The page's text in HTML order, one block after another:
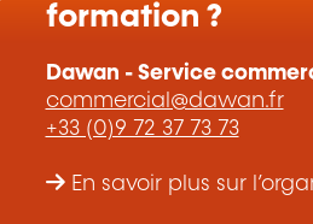
formation ?
Dawan - Service
commercial@dawan.fr
+33 (0)9 72 37 73 73
En savoir plus sur